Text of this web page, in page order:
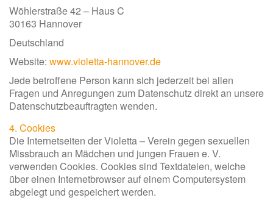
Wöhlerstraße 42 – Haus C
30163 Hannover
Deutschland
Website: www.violetta-hannover.de
Jede betroffene Person kann sich jederzeit bei allen
Fragen und Anregungen zum Datenschutz direkt an unsere
Datenschutzbeauftragten wenden.
4. Cookies
Die Internetseiten der Violetta – Verein gegen sexuellen
Missbrauch an Mädchen und jungen Frauen e. V.
verwenden Cookies. Cookies sind Textdateien, welche
über einen Internetbrowser auf einem Computersystem
abgelegt und gespeichert werden.